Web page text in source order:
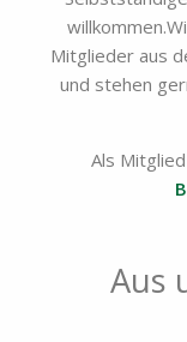
Mitglieder aus
und stehen
Als
Aus